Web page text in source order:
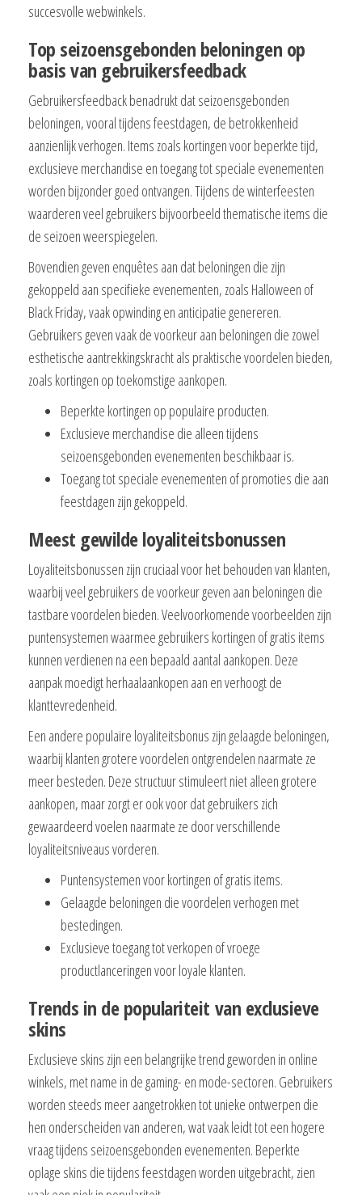
succesvolle webwinkels.
Top seizoensgebonden beloningen op
basis van gebruikersfeedback
Gebruikersfeedback benadrukt dat seizoensgebonden
beloningen, vooral tijdens feestdagen, de betrokkenheid
aanzienlijk verhogen. Items zoals kortingen voor beperkte tijd,
exclusieve merchandise en toegang tot speciale evenementen
worden bijzonder goed ontvangen. Tijdens de winterfeesten
waarderen veel gebruikers bijvoorbeeld thematische items die
de seizoen weerspiegelen.
Bovendien geven enquêtes aan dat beloningen die zijn
gekoppeld aan specifieke evenementen, zoals Halloween of
Black Friday, vaak opwinding en anticipatie genereren.
Gebruikers geven vaak de voorkeur aan beloningen die zowel
esthetische aantrekkingskracht als praktische voordelen bieden,
zoals kortingen op toekomstige aankopen.
Beperkte kortingen op populaire producten.
Exclusieve merchandise die alleen tijdens
seizoensgebonden evenementen beschikbaar is.
Toegang tot speciale evenementen of promoties die aan
feestdagen zijn gekoppeld.
Meest gewilde loyaliteitsbonussen
Loyaliteitsbonussen zijn cruciaal voor het behouden van klanten,
waarbij veel gebruikers de voorkeur geven aan beloningen die
tastbare voordelen bieden. Veelvoorkomende voorbeelden zijn
puntensystemen waarmee gebruikers kortingen of gratis items
kunnen verdienen na een bepaald aantal aankopen. Deze
aanpak moedigt herhaalaankopen aan en verhoogt de
klanttevredenheid.
Een andere populaire loyaliteitsbonus zijn gelaagde beloningen,
waarbij klanten grotere voordelen ontgrendelen naarmate ze
meer besteden. Deze structuur stimuleert niet alleen grotere
aankopen, maar zorgt er ook voor dat gebruikers zich
gewaardeerd voelen naarmate ze door verschillende
loyaliteitsniveaus vorderen.
Puntensystemen voor kortingen of gratis items.
Gelaagde beloningen die voordelen verhogen met
bestedingen.
Exclusieve toegang tot verkopen of vroege
productlanceringen voor loyale klanten.
Trends in de populariteit van exclusieve
skins
Exclusieve skins zijn een belangrijke trend geworden in online
winkels, met name in de gaming- en mode-sectoren. Gebruikers
worden steeds meer aangetrokken tot unieke ontwerpen die
hen onderscheiden van anderen, wat vaak leidt tot een hogere
vraag tijdens seizoensgebonden evenementen. Beperkte
oplage skins die tijdens feestdagen worden uitgebracht, zien